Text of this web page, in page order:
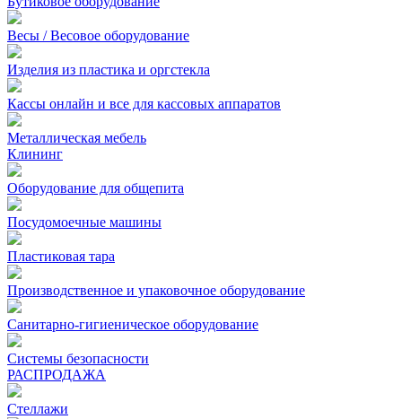
Весы / Весовое оборудование
Изделия из пластика и оргстекла
Кассы онлайн и все для кассовых аппаратов
Металлическая мебель
Клининг
Оборудование для общепита
Посудомоечные машины
Пластиковая тара
Производственное и упаковочное оборудование
Санитарно-гигиеническое оборудование
Системы безопасности
РАСПРОДАЖА
Стеллажи